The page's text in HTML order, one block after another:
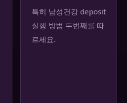
특히 남성건강 deposit
실행 방법 두번째를 따
르세요.